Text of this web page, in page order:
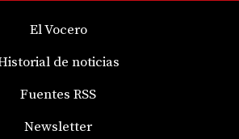
El Vocero
de noticias
Fuentes RSS
Newsletter